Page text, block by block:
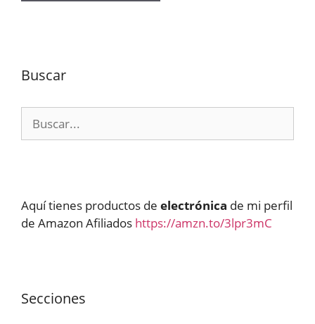
Buscar
Aquí tienes productos de electrónica de mi perfil
de Amazon Afiliados https://amzn.to/3lpr3mC
Secciones